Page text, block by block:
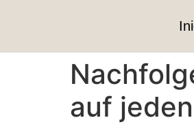
auf